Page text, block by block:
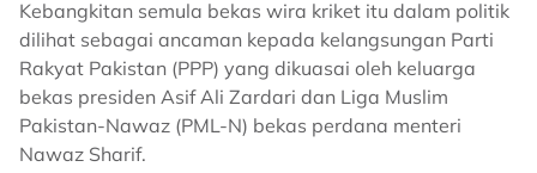
Kebangkitan semula bekas wira kriket itu dalam politik
dilihat sebagai ancaman kepada kelangsungan Parti
Rakyat Pakistan (PPP) yang dikuasai oleh keluarga
bekas presiden Asif Ali Zardari dan Liga Muslim
Pakistan-Nawaz (PML-N) bekas perdana menteri
Nawaz Sharif.